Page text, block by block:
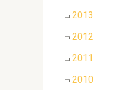
2013
2012
2011
2010